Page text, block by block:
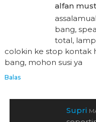
alfan
bang,
total,
colokin ke stop kontak
bang, mohon susi ya
Balas
Supri